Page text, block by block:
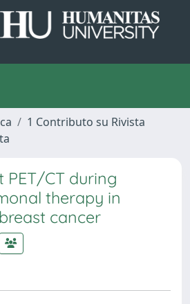
1 Contributo su Rivista
PET/CT during
therapy in
cancer